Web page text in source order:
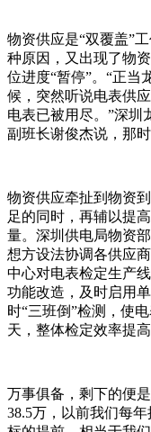
物资供应是“双覆盖”
种原因，又出现了物
位进度“暂停”。“正当
候，突然听说电表供
电表已被用尽。”深圳
副班长谢俊杰说，那
物资供应牵扯到物资
足的同时，再辅以提
量。深圳供电局物资
想方设法协调各供应
中心对电表检定生产
功能改造，及时启用
时“三班倒”检测，使
天，整体检定效率提高
万事俱备，剩下的便
38.5万，以前我们每